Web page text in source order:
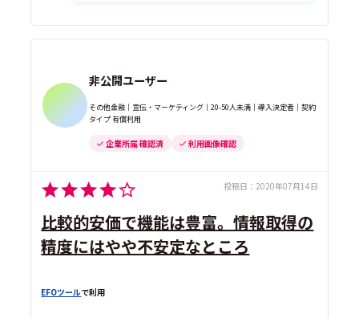
非公開ユーザー
その他金融｜宣伝・マーケティング｜20-50人未満｜導入決定者｜契約
タイプ 有償利用
企業所属 確認済 利用画像確認
投稿日： 2020年07月14日
比較的安価で機能は豊富。情報取得の
精度にはやや不安定なところ
EFOツールで利用